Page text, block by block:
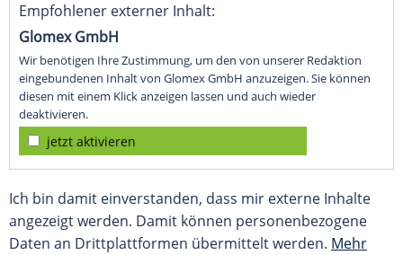
Empfohlener externer Inhalt:
Glomex GmbH
Wir benötigen Ihre Zustimmung, um den von unserer Redaktion
eingebundenen Inhalt von Glomex GmbH anzuzeigen. Sie können
diesen mit einem Klick anzeigen lassen und auch wieder
deaktivieren.
jetzt aktivieren
Ich bin damit einverstanden, dass mir externe Inhalte
angezeigt werden. Damit können personenbezogene
Daten an Drittplattformen übermittelt werden. Mehr